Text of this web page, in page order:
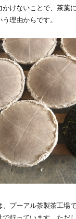
かけないことで、茶葉
理由からです。
、プーアル茶製茶工場